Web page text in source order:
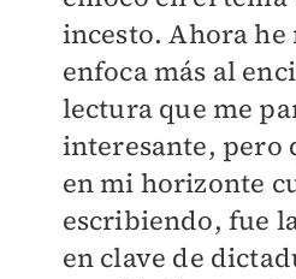
incesto. Ahora he
enfoca más al
lectura que me
interesante, pero
en mi horizonte
escribiendo, fue
en clave de